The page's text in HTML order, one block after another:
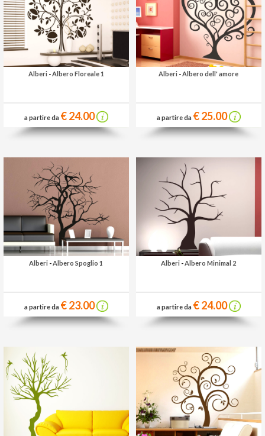
Alberi -Albero Floreale 1
a partire da € 24.00
Alberi -Albero dell' amore
a partire da € 25.00
Alberi -Albero Spoglio 1
a partire da € 23.00
Alberi -Albero Minimal 2
a partire da € 24.00